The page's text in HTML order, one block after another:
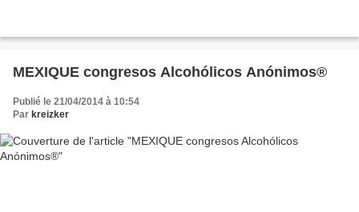
MEXIQUE congresos Alcohólicos Anónimos®
Publié le 21/04/2014 à 10:54
Par kreizker